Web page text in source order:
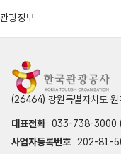
관광정보
(26464) 강원특별자치도
대표전화 033-738-3000 (
사업자등록번호
202-81-